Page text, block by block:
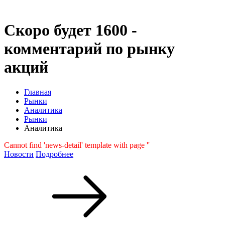
Скоро будет 1600 -
комментарий по рынку
акций
Главная
Рынки
Аналитика
Рынки
Аналитика
Cannot find 'news-detail' template with page ''
Новости Подробнее